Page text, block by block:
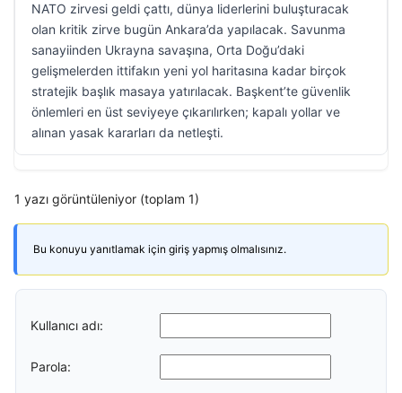
NATO zirvesi geldi çattı, dünya liderlerini buluşturacak
olan kritik zirve bugün Ankara’da yapılacak. Savunma
sanayiinden Ukrayna savaşına, Orta Doğu’daki
gelişmelerden ittifakın yeni yol haritasına kadar birçok
stratejik başlık masaya yatırılacak. Başkent’te güvenlik
önlemleri en üst seviyeye çıkarılırken; kapalı yollar ve
alınan yasak kararları da netleşti.
1 yazı görüntüleniyor (toplam 1)
Bu konuyu yanıtlamak için giriş yapmış olmalısınız.
Kullanıcı adı:
Parola: